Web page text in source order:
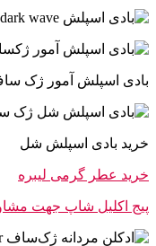
بادی اسپلش آمور ژک
خرید بادی اسپلش شل
خرید عطر گرمی لیبره
پیج اکلیل شاپ جهت